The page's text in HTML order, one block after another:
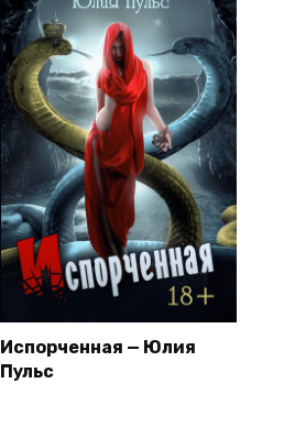
Испорченная — Юлия
Пульс